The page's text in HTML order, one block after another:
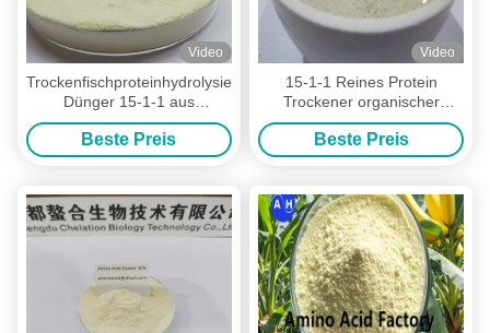
Video
Trockenfischproteinhydrolysierter
Dünger 15-1-1 aus
enzymatischer Fermentation
Beste Preis
Video
15-1-1 Reines Protein
Trockener organischer
Fischdünger aus Kabeljau-
Fischhydrolysat 500 kg
Beste Preis